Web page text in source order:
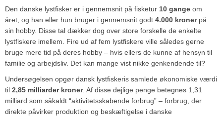
Den danske lystfisker er i gennemsnit på fisketur 10 gange om
året, og han eller hun bruger i gennemsnit godt 4.000 kronerpå
sin hobby. Disse tal dækker dog over store forskelle de enkelte
lystfiskere imellem. Fire ud af fem lystfiskere ville således gerne
bruge mere tid på deres hobby – hvis ellers de kunne af hensyn til
familie og arbejdsliv. Det kan mange vist nikke genkendende til?
Undersøgelsen opgør dansk lystfiskeris samlede økonomiske værdi
til 2,85 milliarder kroner. Af disse dejlige penge betegnes 1,31
milliard som såkaldt “aktivitetsskabende forbrug” – forbrug, der
direkte påvirker produktion og beskæftigelse i danske